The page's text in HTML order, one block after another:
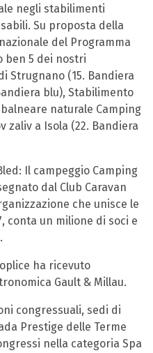
negli stabilimenti
Su proposta della
del Programma
ben 5 dei nostri
Strugnano (15. Bandiera
blu), Stabilimento
naturale Camping
zaliv a Isola (22. Bandiera
Il campeggio Camping
dal Club Caravan
che unisce le
conta un milione di soci e
ha ricevuto
Gault & Millau.
congressuali, sedi di
Prestige delle Terme
nella categoria Spa